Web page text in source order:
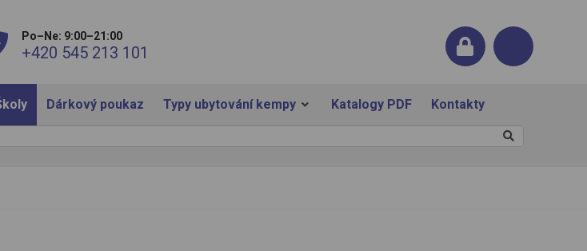
Po–Ne: 9:00–21:00
+420 545 213 101
Dárkový poukaz Typy ubytování kempy Katalogy PDF Kontakty